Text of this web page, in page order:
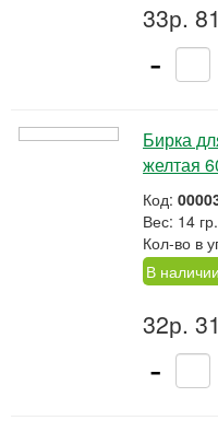
33р.
-
Бирка
желтая
Код:
Вес: 14 гр.
Кол-во в
В наличии
32р.
-